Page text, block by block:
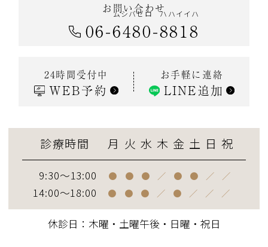
お問い合わせ
06-6480
ムシバゼロ
-8818
ハハイイハ
24時間受付中
WEB予約
お手軽に連絡
LINE追加
診療時間 月 火 水 木 金 土 日 祝
9:30～13:00 ● ● ● ／ ● ● ／ ／
14:00～18:00 ● ● ● ／ ● ／ ／ ／
休診日：木曜・土曜午後・日曜・祝日